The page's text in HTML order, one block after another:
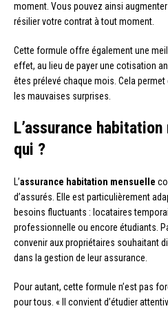
moment. Vous pouvez ainsi
résilier votre contrat à tout moment.
Cette formule offre également une
effet, au lieu de payer une cotisation
êtes prélevé chaque mois. Cela permet
les mauvaises surprises.
L’assurance
qui ?
L’assurance habitation mensuelle
d’assurés. Elle est particulièrement
besoins fluctuants : locataires
professionnelle ou encore étudiants.
convenir aux propriétaires souhaitant
dans la gestion de leur assurance.
Pour autant, cette formule n’est pas
pour tous. « Il convient d’étudier